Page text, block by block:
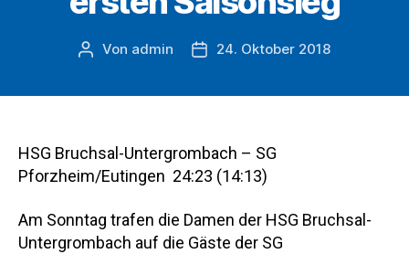
Beitragsautor
Von admin Beitragsdatum
24. Oktober 2018
HSG Bruchsal-Untergrombach – SG
Pforzheim/Eutingen 24:23 (14:13)
Am Sonntag trafen die Damen der HSG Bruchsal-
Untergrombach auf die Gäste der SG